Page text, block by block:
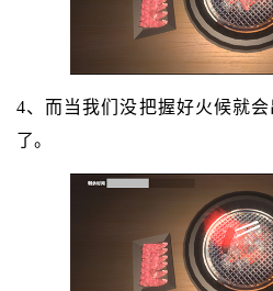
4、而当我们没把握好火候就
了。